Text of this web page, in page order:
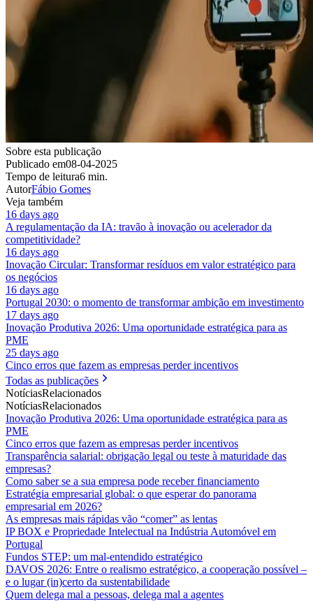
Sobre esta publicação
Publicado em08-04-2025
Tempo de leitura6 min.
AutorFábio Gomes
Veja também
16 days ago
A regulamentação da IA: travão à inovação ou acelerador da
competitividade?
16 days ago
Inovação Circular: Transformar resíduos em valor estratégico para
os negócios
16 days ago
Portugal 2030: o momento de transformar ambição em investimento
17 days ago
Inovação Produtiva 2026: Uma oportunidade estratégica para as
PME
25 days ago
Cinco erros que fazem as empresas perder incentivos
Todas as publicações
NotíciasRelacionados
NotíciasRelacionados
Inovação Produtiva 2026: Uma oportunidade estratégica para as
PME
Cinco erros que fazem as empresas perder incentivos
Transparência salarial: obrigação legal ou teste à maturidade das
empresas?
Como saber se a sua empresa pode receber financiamento
Estratégia empresarial global: o que esperar do panorama
empresarial em 2026?
As empresas mais rápidas vão “comer” as lentas
IP BOX e Propriedade Intelectual na Indústria Automóvel em
Portugal
Fundos STEP: um mal-entendido estratégico
DAVOS 2026: Entre o realismo estratégico, a cooperação possível –
e o lugar (in)certo da sustentabilidade
Quem delega mal a pessoas, delega mal a agentes